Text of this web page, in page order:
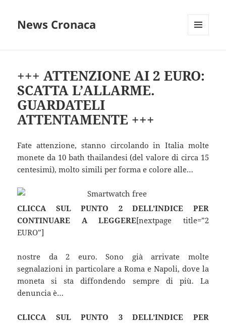
News Cronaca
+++ ATTENZIONE AI 2 EURO:
SCATTA L’ALLARME.
GUARDATELI
ATTENTAMENTE +++
Fate attenzione, stanno circolando in Italia molte
monete da 10 bath thailandesi (del valore di circa 15
centesimi), molto simili per forma e colore alle…
CLICCA SUL PUNTO 2 DELL’INDICE PER
CONTINUARE A LEGGERE[nextpage title=”2
EURO”]
nostre da 2 euro. Sono già arrivate molte
segnalazioni in particolare a Roma e Napoli, dove la
moneta si sta diffondendo sempre di più. La
denuncia è…
CLICCA SUL PUNTO 3 DELL’INDICE PER